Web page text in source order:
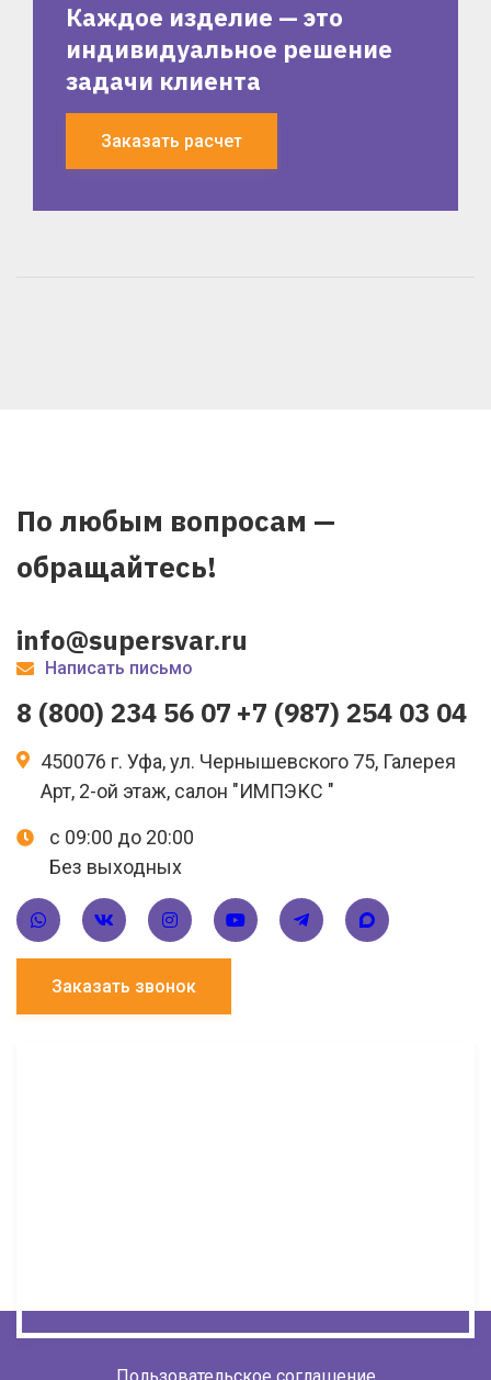
Каждое изделие — это
индивидуальное решение
задачи клиента
Заказать расчет
По любым вопросам —
обращайтесь!
info@supersvar.ru
Написать письмо
8 (800) 234 56 07 +7 (987) 254 03 04
450076 г. Уфа, ул. Чернышевского 75, Галерея
Арт, 2-ой этаж, салон "ИМПЭКС "
с 09:00 до 20:00
Без выходных
Заказать звонок